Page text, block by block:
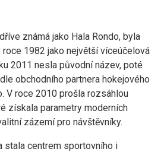
známá jako Hala Rondo, byla
1982 jako největší víceúčelová
2011 nesla původní název, poté
obchodního partnera hokejového
V roce 2010 prošla rozsáhlou
získala parametry moderních
zázemí pro návštěvníky.
stala centrem sportovního i